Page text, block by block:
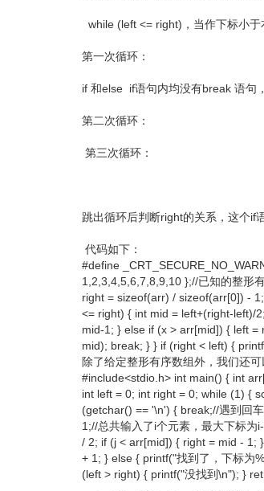
while (left <= right)，当作下标小
第一次循环：
if 和else if语句内均没有break 语句
第二次循环：
第三次循环：
跳出循环后判断right的关系，这个if
代码如下：
#define
1,2,3,4,5,6,7,8,9,10 };//已知的整形
right = sizeof(arr) / sizeof(arr[0]) -
<= right) { int mid = left+(right-left)/
mid-1; } else if (x > arr[mid]) { left =
mid); break; } } if (right < left) {
除了给定整形有序数组外，我们还
#include<stdio.h> int main() { int
int left = 0; int right = 0; while (1) {
(getchar() == '\n') { break;//遇到回
1;//总共输入了i个元素，最大下标
/ 2; if (j < arr[mid]) { right = mid - 1;
+ 1; } else { printf("找到了，下标为
(left > right) { printf("没找到\n"); }